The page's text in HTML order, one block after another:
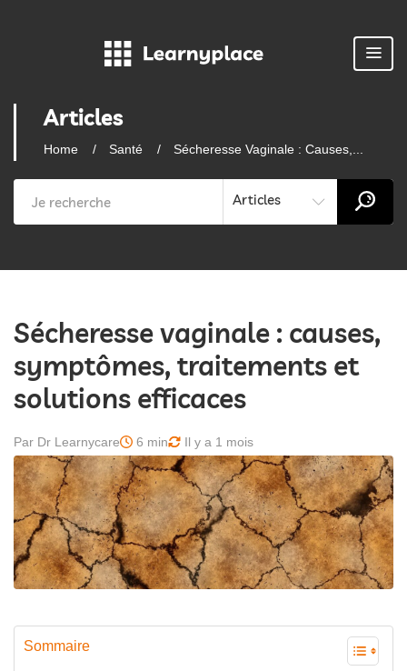
Articles
Home Santé Sécheresse Vaginale : Causes,...
Articles
Sécheresse vaginale : causes,
symptômes, traitements et
solutions efficaces
Par Dr Learnycare 6 min Il y a 1 mois
Sommaire